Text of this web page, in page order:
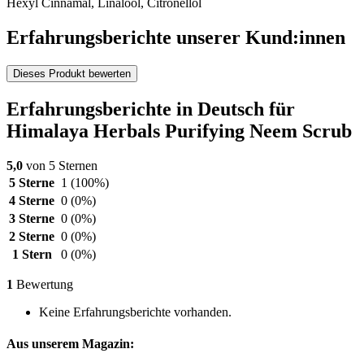
Hexyl Cinnamal, Linalool, Citronellol
Erfahrungsberichte unserer Kund:innen
Dieses Produkt bewerten
Erfahrungsberichte in Deutsch für
Himalaya Herbals Purifying Neem Scrub
5,0 von 5 Sternen
5 Sterne 1 (100%)
4 Sterne 0 (0%)
3 Sterne 0 (0%)
2 Sterne 0 (0%)
1 Stern
0 (0%)
1 Bewertung
Keine Erfahrungsberichte vorhanden.
Aus unserem Magazin: